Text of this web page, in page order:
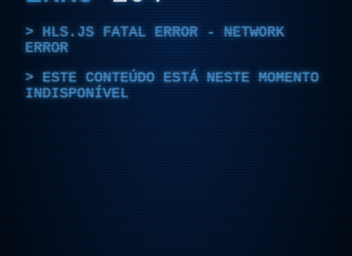
HLS.JS FATAL ERROR - NETWORK
ERROR
ESTE CONTEÚDO ESTÁ NESTE MOMENTO
INDISPONÍVEL